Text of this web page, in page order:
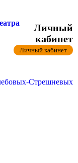
Стрешневых
Личный
кабинет
Личный кабинет